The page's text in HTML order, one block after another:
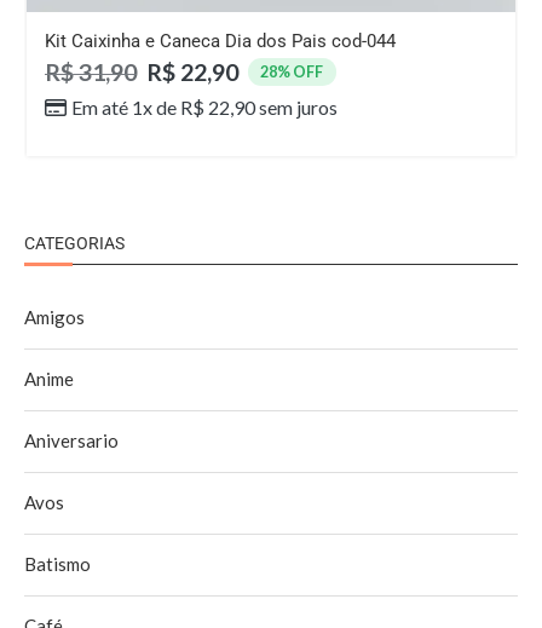
Kit Caixinha e Caneca Dia dos Pais cod-044
R$31,90 R$ 22,90 28% OFF
Em até 1x de R$ 22,90sem juros
CATEGORIAS
Amigos
Anime
Aniversario
Avos
Batismo